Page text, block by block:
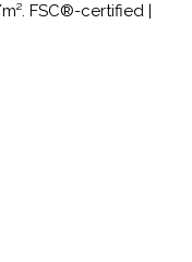
FSC®-certified |